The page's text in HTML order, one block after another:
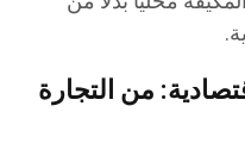
من التجارة